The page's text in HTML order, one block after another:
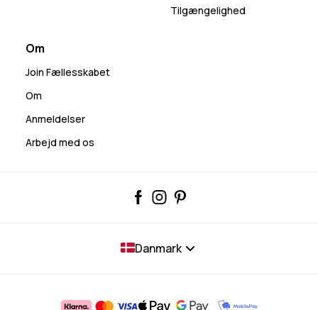
Tilgængelighed
Om
Join Fællesskabet
Om
Anmeldelser
Arbejd med os
Danmark